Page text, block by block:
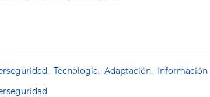
Tecnologia, Adaptación, Información